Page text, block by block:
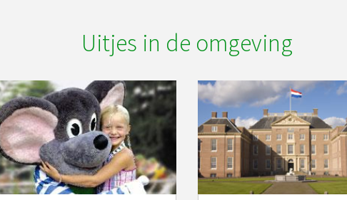
Uitjes in de omgeving